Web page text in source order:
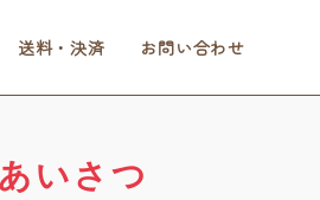
送料・決済 お問い合わせ
いさつ